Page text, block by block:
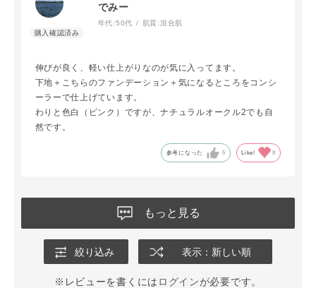
でみー
年代:50代 肌質:混合肌
伸びが良く、軽い仕上がりなのが気に入ってます。
下地＋こちらのファンデーション＋気になるところをコンシ
ーラーで仕上げています。
わりと色白（ピンク）ですが、ナチュラルオークル2でも自
然です。
参考になった 5 Like! 8
もっと見る
絞り込み 表示：新しい順
※レビューを書くには ログインが必要です。